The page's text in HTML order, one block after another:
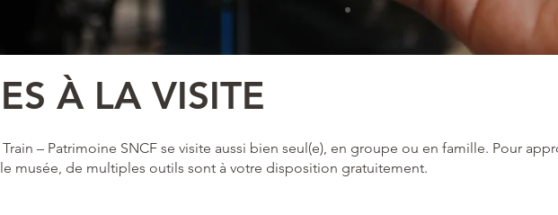
À LA VISITE
– Patrimoine SNCF se visite aussi bien seul(e), en groupe ou en famille. Pour
musée, de multiples outils sont à votre disposition gratuitement.